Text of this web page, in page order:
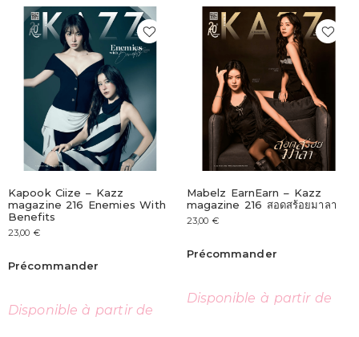
Kapook Ciize – Kazz
magazine 216 Enemies With
Benefits
23,00 €
Précommander
Disponible à partir de
Mabelz EarnEarn – Kazz
magazine 216 สอดสร้อยมาลา
23,00 €
Précommander
Disponible à partir de